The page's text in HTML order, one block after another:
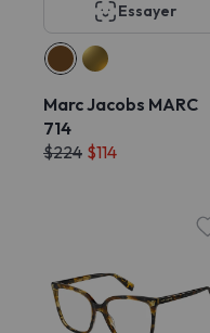
Essayer
Marc Jacobs MARC
714
$224 $114